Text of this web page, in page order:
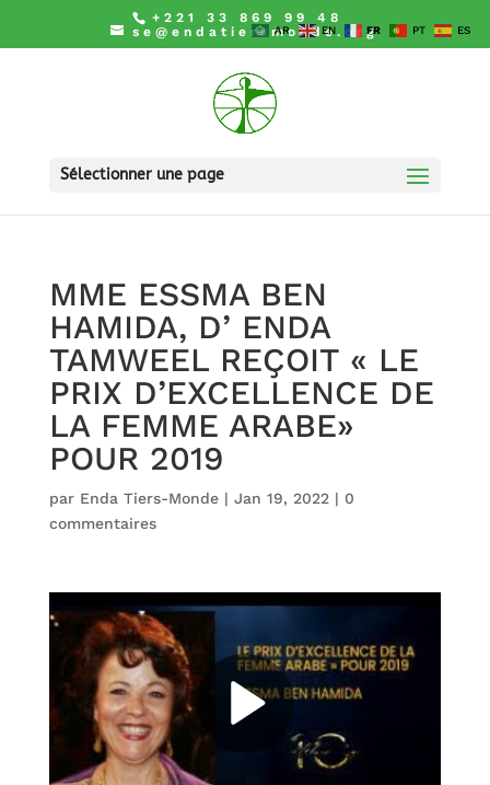
+221 33 869 99 48
se@endatiersmonde.org
Sélectionner une page
MME ESSMA BEN
HAMIDA, D’ ENDA
TAMWEEL REÇOIT « LE
PRIX D’EXCELLENCE DE
LA FEMME ARABE»
POUR 2019
par Enda Tiers-Monde| Jan 19, 2022| 0
commentaires
AR EN FR PT ES